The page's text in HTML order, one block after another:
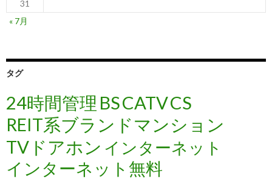
31
« 7月
タグ
24時間管理 BSCATVCS
REIT系ブランドマンション
TVドアホン インターネット
インターネット無料